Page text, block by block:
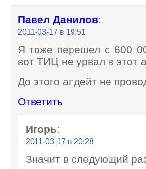
Павел Данилов:
2011-03-17 в 19:51
Я тоже перешел с 600
вот ТИЦ не урвал в этот
До этого апдейт не
Ответить
Игорь:
2011-03-17 в 20:28
Значит в следующий